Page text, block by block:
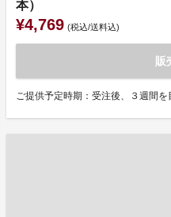
本）
¥4,769 (税込/送料込)
販
ご提供予定時期：受注後、３週間